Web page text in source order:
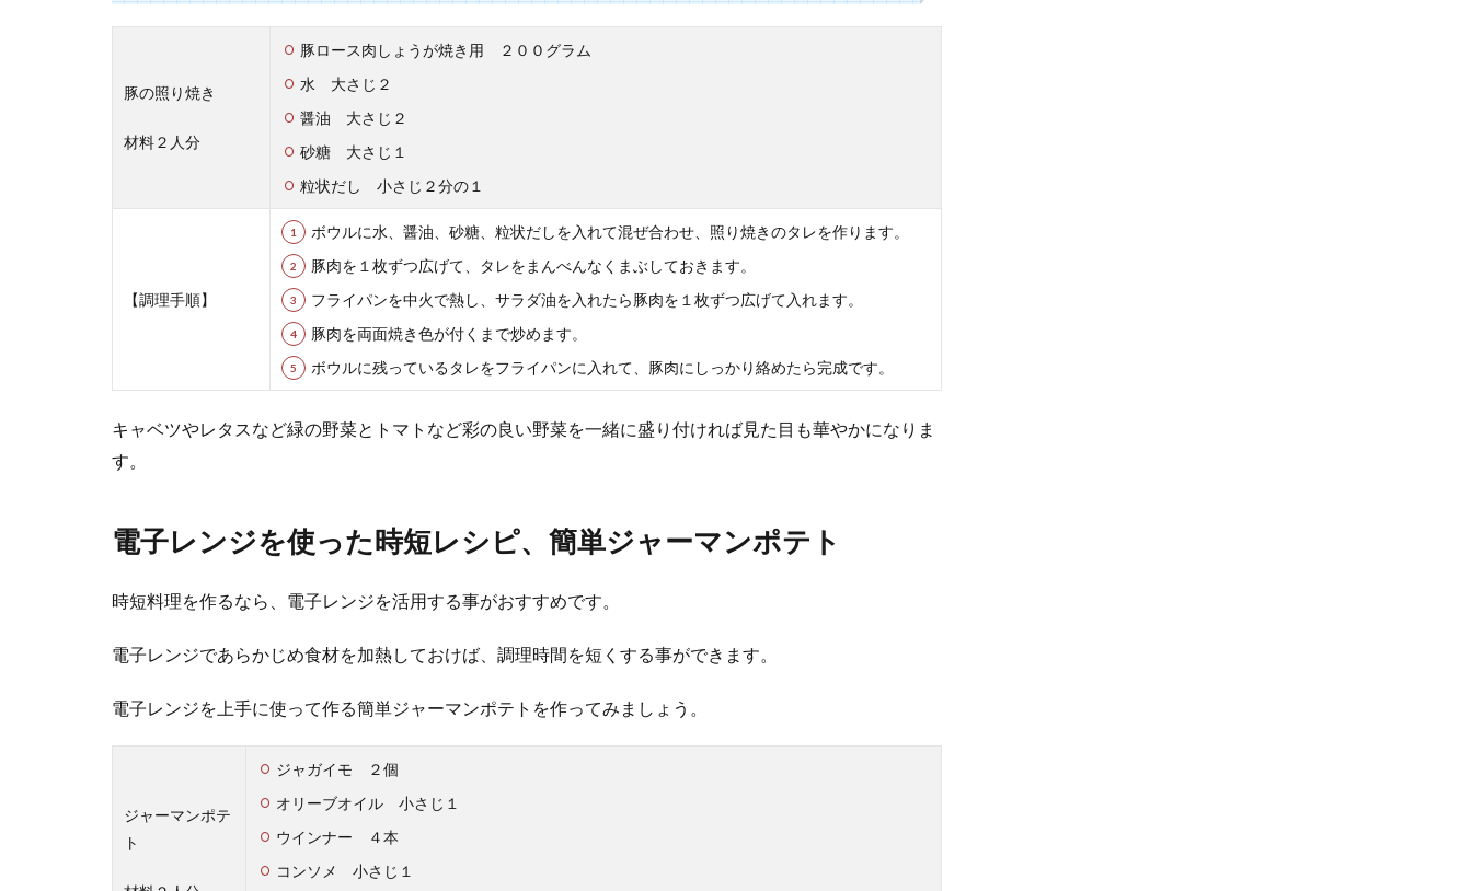
おもてなし料理（和食）を夏に振る舞うときは？おすすめ献立
か。 子...
コーンスープ（粉末）の濃厚で美味しい飲み方とアレンジレシピ
ナスの簡単作り置きレシピ！お弁当にもおすすめの美味しいレシピ
仕事で家に帰るのが遅くなるという主婦の方は、時間のある時に作り置きを作って、なんとか平
豚の照り焼き
材料２人分
豚ロース肉しょうが焼き用 ２００グラム
水 大さじ２
醤油 大さじ２
砂糖 大さじ１
粒状だし 小さじ２分の１
【調理手順】
ボウルに水、醤油、砂糖、粒状だしを入れて混ぜ合わせ、照り焼きのタレを作ります。
豚肉を１枚ずつ広げて、タレをまんべんなくまぶしておきます。
フライパンを中火で熱し、サラダ油を入れたら豚肉を１枚ずつ広げて入れます。
豚肉を両面焼き色が付くまで炒めます。
ボウルに残っているタレをフライパンに入れて、豚肉にしっかり絡めたら完成です。
キャベツやレタスなど緑の野菜とトマトなど彩の良い野菜を一緒に盛り付ければ見た目も華やかになりま
す。
電子レンジを使った時短レシピ、簡単ジャーマンポテト
時短料理を作るなら、電子レンジを活用する事がおすすめです。
電子レンジであらかじめ食材を加熱しておけば、調理時間を短くする事ができます。
電子レンジを上手に使って作る簡単ジャーマンポテトを作ってみましょう。
ジャーマンポテ
ト
ジャガイモ ２個
オリーブオイル 小さじ１
ウインナー ４本
コンソメ 小さじ１